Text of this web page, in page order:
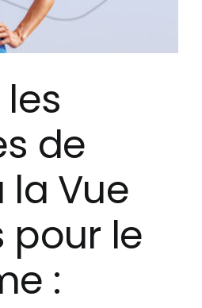
de
la Vue
pour le
: